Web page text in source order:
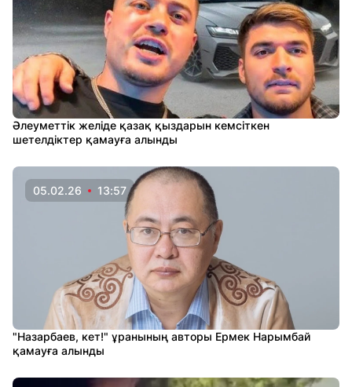
Әлеуметтік желіде қазақ қыздарын кемсіткен
шетелдіктер қамауға алынды
05.02.26 13:57
"Назарбаев, кет!" ұранының авторы Ермек Нарымбай
қамауға алынды